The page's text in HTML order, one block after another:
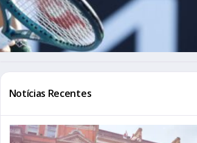
Notícias Recentes